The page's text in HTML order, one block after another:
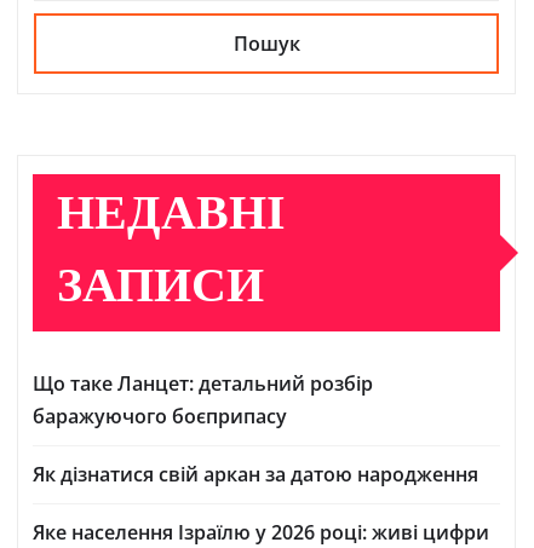
Пошук
НЕДАВНІ
ЗАПИСИ
Що таке Ланцет: детальний розбір
баражуючого боєприпасу
Як дізнатися свій аркан за датою народження
Яке населення Ізраїлю у 2026 році: живі цифри